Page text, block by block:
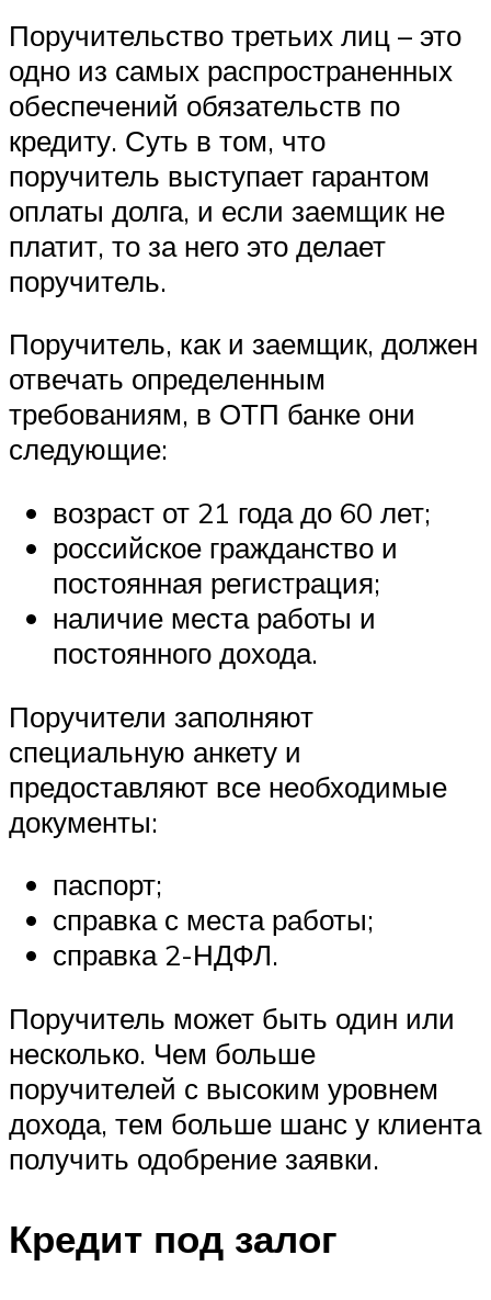
Поручительство третьих лиц – это
одно из самых распространенных
обеспечений обязательств по
кредиту. Суть в том, что
поручитель выступает гарантом
оплаты долга, и если заемщик не
платит, то за него это делает
поручитель.
Поручитель, как и заемщик, должен
отвечать определенным
требованиям, в ОТП банке они
следующие:
возраст от 21 года до 60 лет;
российское гражданство и
постоянная регистрация;
наличие места работы и
постоянного дохода.
Поручители заполняют
специальную анкету и
предоставляют все необходимые
документы:
паспорт;
справка с места работы;
справка 2-НДФЛ.
Поручитель может быть один или
несколько. Чем больше
поручителей с высоким уровнем
дохода, тем больше шанс у клиента
получить одобрение заявки.
Кредит под залог